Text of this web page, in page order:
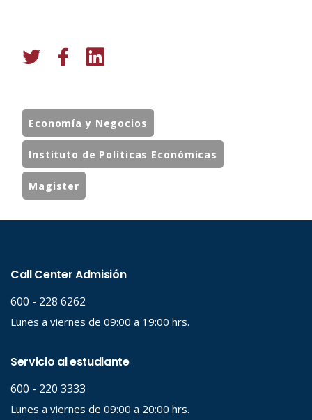
Economía y Negocios
Instituto de Políticas Económicas
Magister